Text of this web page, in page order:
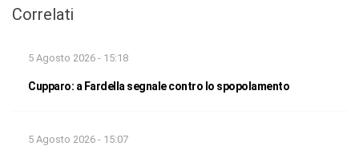
Correlati
5 Agosto 2026 - 15:18
Cupparo: a Fardella segnale contro lo spopolamento
5 Agosto 2026 - 15:07